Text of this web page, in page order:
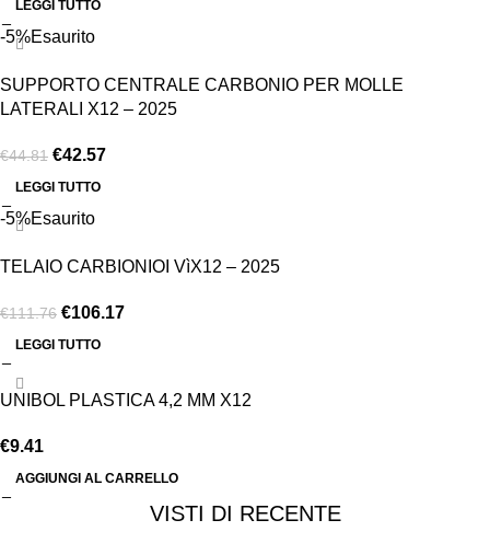
LEGGI TUTTO
-5%Esaurito
SUPPORTO CENTRALE CARBONIO PER MOLLE
LATERALI X12 – 2025
€44.81 €42.57
LEGGI TUTTO
-5%Esaurito
TELAIO CARBIONIOI VìX12 – 2025
€111.76 €106.17
LEGGI TUTTO
UNIBOL PLASTICA 4,2 MM X12
€9.41
AGGIUNGI AL CARRELLO
VISTI DI RECENTE